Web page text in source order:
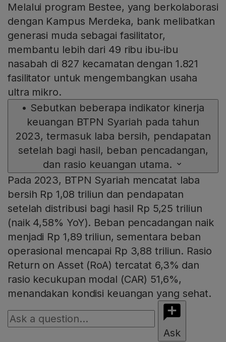
Melalui program Bestee, yang berkolaborasi
dengan Kampus Merdeka, bank melibatkan
generasi muda sebagai fasilitator,
membantu lebih dari 49 ribu ibu-ibu
nasabah di 827 kecamatan dengan 1.821
fasilitator untuk mengembangkan usaha
ultra mikro.
• Sebutkan beberapa indikator kinerja
keuangan BTPN Syariah pada tahun
2023, termasuk laba bersih, pendapatan
setelah bagi hasil, beban pencadangan,
dan rasio keuangan utama.
Pada 2023, BTPN Syariah mencatat laba
bersih Rp 1,08 triliun dan pendapatan
setelah distribusi bagi hasil Rp 5,25 triliun
(naik 4,58% YoY). Beban pencadangan naik
menjadi Rp 1,89 triliun, sementara beban
operasional mencapai Rp 3,88 triliun. Rasio
Return on Asset (RoA) tercatat 6,3% dan
rasio kecukupan modal (CAR) 51,6%,
menandakan kondisi keuangan yang sehat.
Ask